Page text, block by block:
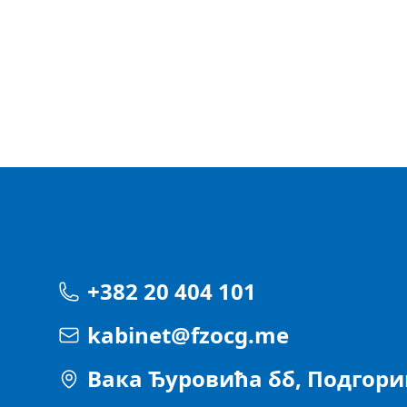
+382 20 404 101
kabinet@fzocg.me
Вака Ђуровића бб,